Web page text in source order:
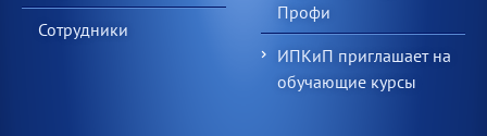
Сотрудники
Профи
ИПКиП приглашает на
обучающие курсы